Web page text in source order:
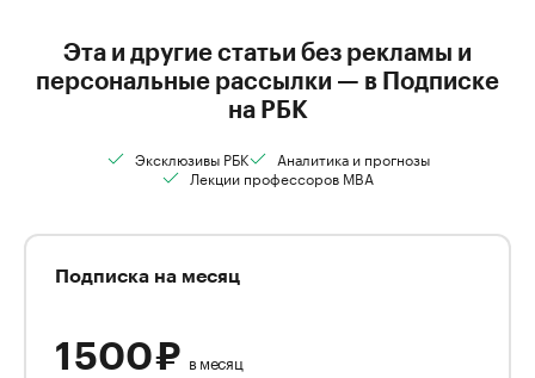
Эта и другие статьи без рекламы и
персональные рассылки — в Подписке
на РБК
Эксклюзивы РБК
Аналитика и прогнозы
Лекции профессоров MBA
Подписка на месяц
1 500 ₽ в месяц